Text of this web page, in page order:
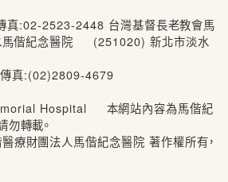
:02-2523-2448 台灣基督長老教會馬
偕紀念醫院 (251020) 新北市淡水
真:(02)2809-4679
Hospital 本網站內容為馬偕紀
勿轉載。
療財團法人馬偕紀念醫院 著作權所有，